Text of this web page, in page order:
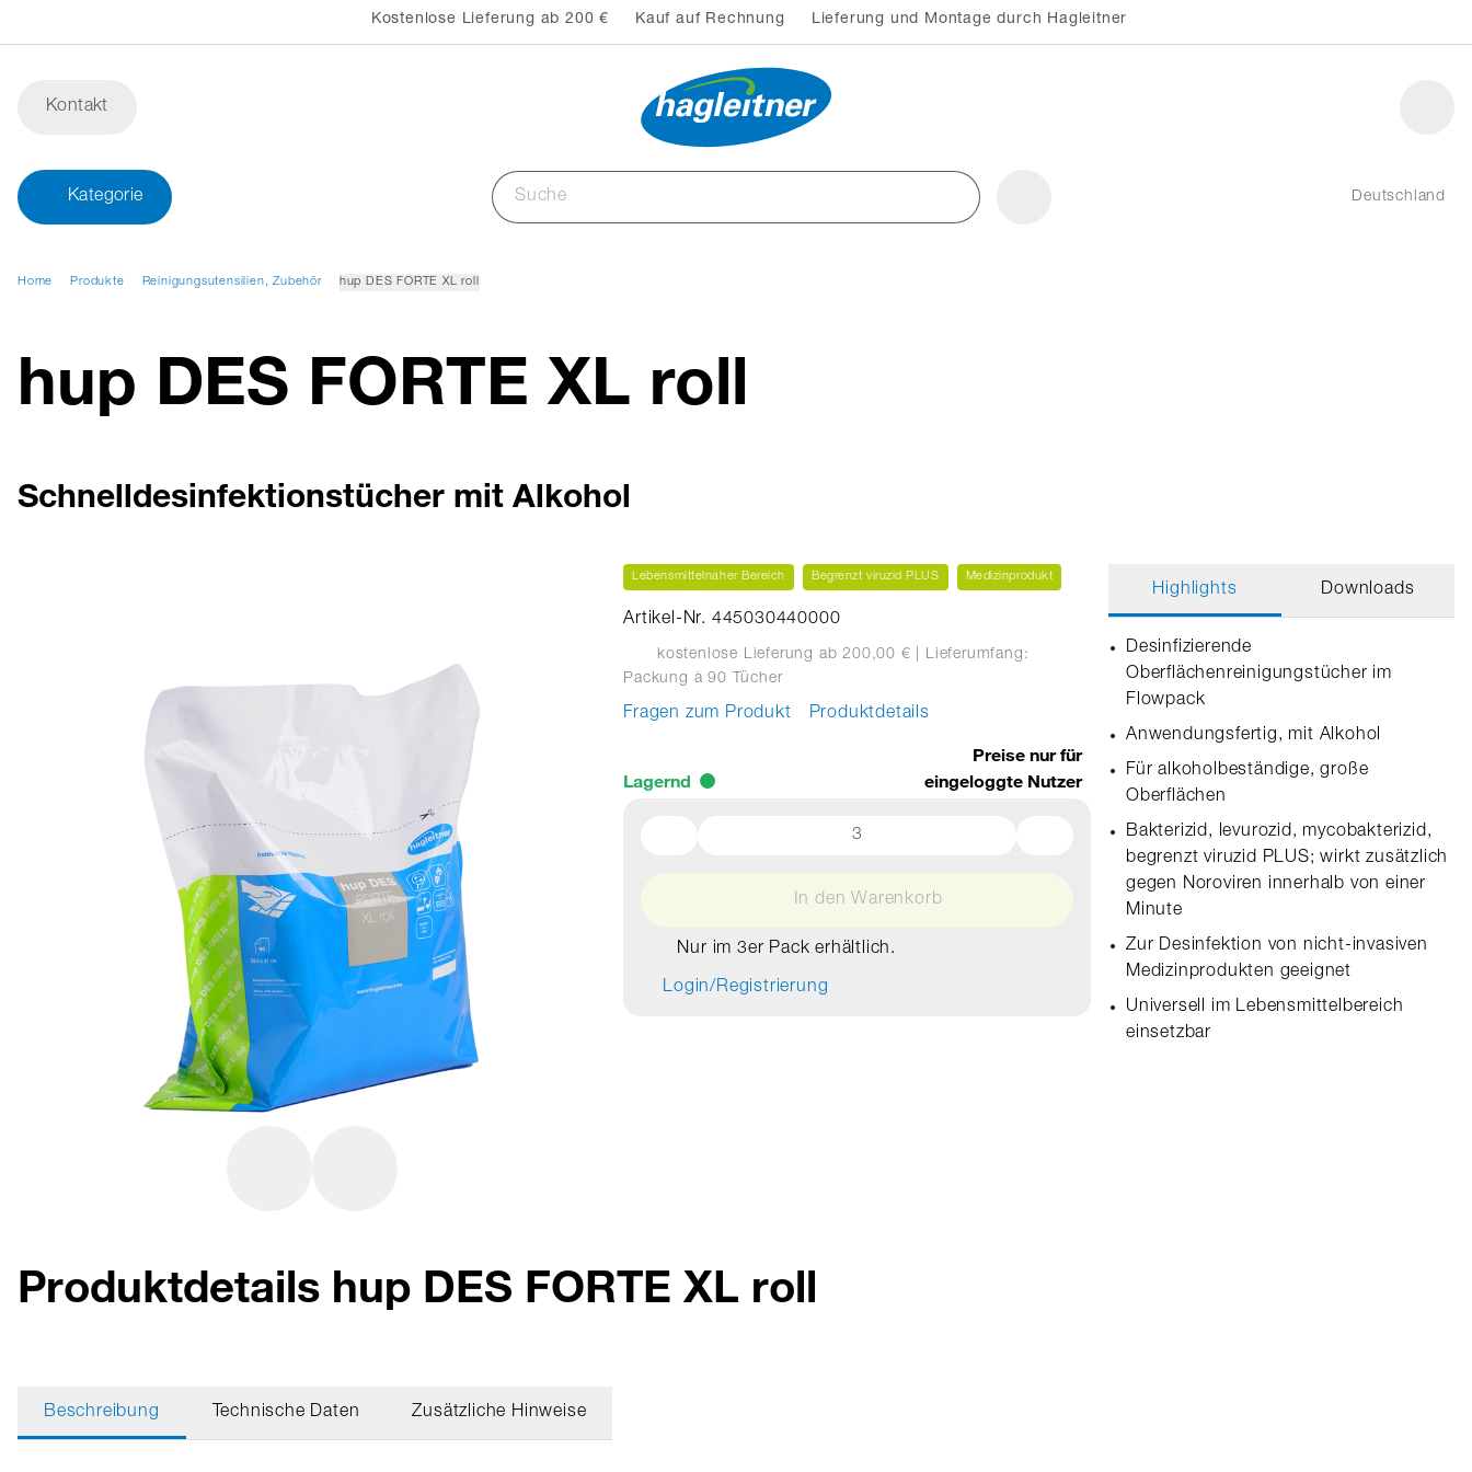
Kostenlose Lieferung ab 200 € Kauf auf Rechnung Lieferung und Montage durch Hagleitner
Kontakt
Kategorie Deutschland
Home Produkte Reinigungsutensilien, Zubehör hup DES FORTE XL roll
hup DES FORTE XL roll
Schnelldesinfektionstücher mit Alkohol
Lebensmittelnaher Bereich Begrenzt viruzid PLUS Medizinprodukt
Artikel-Nr. 445030440000
kostenlose Lieferung ab 200,00 € | Lieferumfang:
Packung à 90 Tücher
Fragen zum Produkt Produktdetails
Lagernd
Preise nur für
eingeloggte Nutzer
In den Warenkorb
Nur im 3er Pack erhältlich.
Login/Registrierung
Highlights Downloads
Desinfizierende
Oberflächenreinigungstücher im
Flowpack
Anwendungsfertig, mit Alkohol
Für alkoholbeständige, große
Oberflächen
Bakterizid, levurozid, mycobakterizid,
begrenzt viruzid PLUS; wirkt zusätzlich
gegen Noroviren innerhalb von einer
Minute
Zur Desinfektion von nicht-invasiven
Medizinprodukten geeignet
Universell im Lebensmittelbereich
einsetzbar
Produktdetails hup DES FORTE XL roll
Beschreibung Technische Daten Zusätzliche Hinweise